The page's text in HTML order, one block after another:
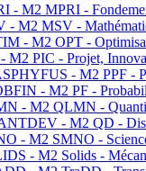
- M2 MPRI -
- M2 MSV -
- M2 OPT -
M2 PIC - Projet,
- M2 PPF -
- M2 PF -
- M2 QLMN -
- M2 QD -
- M2 SMNO -
- M2 Solids -